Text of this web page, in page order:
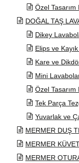
Özel Tasarım
DOĞAL TAŞ
Dikey
Elips ve
Kare ve
Mini
Özel
Tek Parça
Yuvarlak ve
MERMER DUŞ
MERMER
MERMER